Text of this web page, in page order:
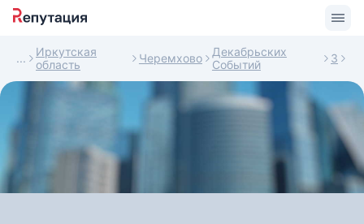
Иркутская
область
Черемхово
Декабрьских
Событий
3